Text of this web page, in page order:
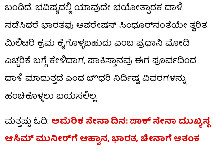
ಬಂದಿದೆ. ಭವಿಷ್ಯದಲ್ಲಿ ಯಾವುದೇ ಭಯೋತ್ಪಾದಕ ದಾಳಿ
ನಡೆಸಿದರೆ ಭಾರತವು ಆಪರೇಷನ್ ಸಿಂಧೂರ್​ನಂತೆಯೇ ತ್ವರಿತ
ಮಿಲಿಟರಿ ಕ್ರಮ ಕೈಗೊಳ್ಳಬಹುದು ಎಂಬ ಪ್ರಧಾನಿ ಮೋದಿ
ಎಚ್ಚರಿಕೆ ಬಗ್ಗೆ ಕೇಳಿದಾಗ, ಪಾಕಿಸ್ತಾನವು ಈಗ ಪೂರ್ವದಿಂದ
ದಾಳಿ ಮಾಡುತ್ತದೆ ಎಂದ ಚೌಧರಿ ನಿರ್ದಿಷ್ಟ ವಿವರಗಳನ್ನು
ಹಂಚಿಕೊಳ್ಳಲು ಬಯಸಲಿಲ್ಲ.
ಮತ್ತಷ್ಟು ಓದಿ: ಅಮೆರಿಕ ಸೇನಾ ದಿನ: ಪಾಕ್ ಸೇನಾ ಮುಖ್ಯಸ್ಥ
ಆಸಿಮ್ ಮುನೀರ್​​ಗೆ ಆಹ್ವಾನ, ಭಾರತ, ಚೀನಾಗೆ ಆತಂಕ